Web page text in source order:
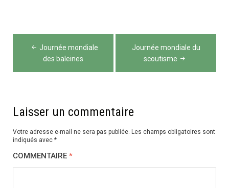
Navigation
Journée mondiale
des baleines
Journée mondiale du
scoutisme
Laisser un commentaire
Votre adresse e-mail ne sera pas publiée. Les champs obligatoires sont
indiqués avec *
COMMENTAIRE *